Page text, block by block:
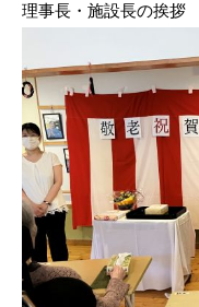
理事長・施設長の挨拶